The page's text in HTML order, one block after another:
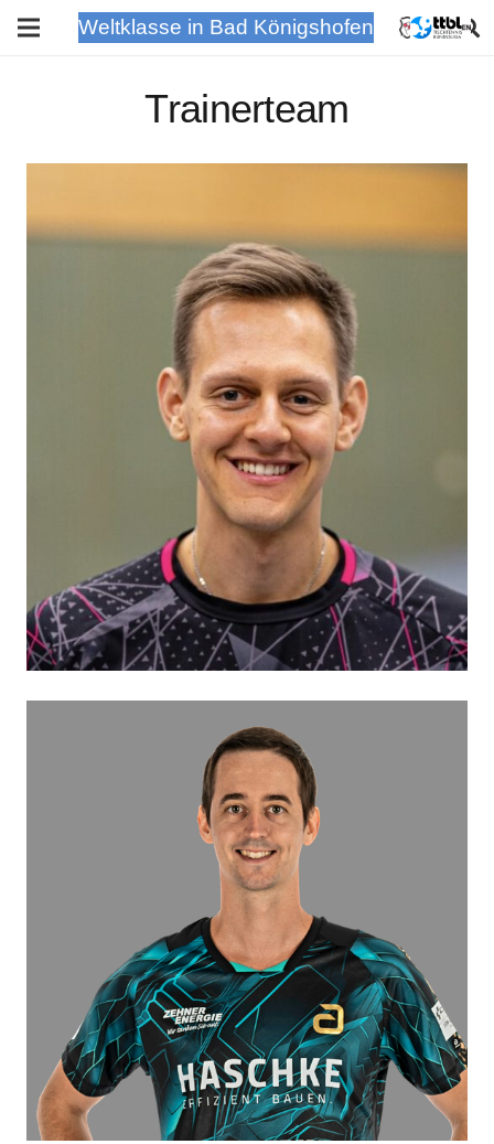
Weltklasse in Bad Königshofen
Trainerteam
Hermann Mühlbach
A-Lizenzinhaber / ehemaliger Zweitligaspieler
Johannes Heusinger
Jugendtrainer